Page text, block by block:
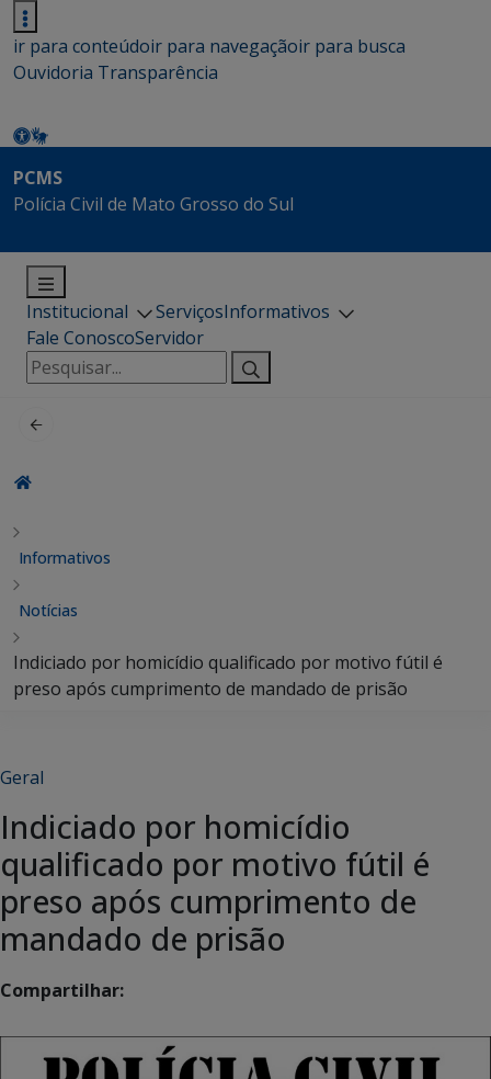
ir para conteúdoir para navegaçãoir para busca
Ouvidoria Transparência
PCMS
Polícia Civil de Mato Grosso do Sul
Institucional ServiçosInformativos
Fale ConoscoServidor
Pesquisar
por:
Informativos
Notícias
Indiciado por homicídio qualificado por motivo fútil é
preso após cumprimento de mandado de prisão
Geral
Indiciado por homicídio
qualificado por motivo fútil é
preso após cumprimento de
mandado de prisão
Compartilhar: